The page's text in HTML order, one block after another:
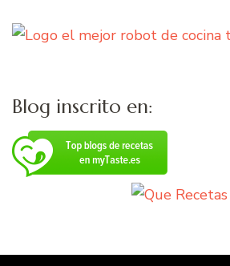
Blog inscrito en: